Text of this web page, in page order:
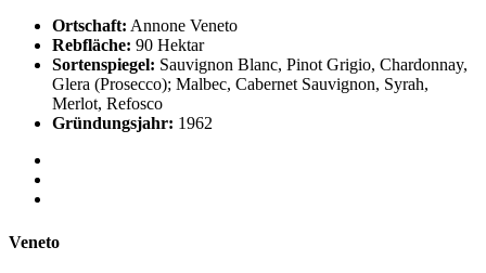
Ortschaft: Annone Veneto
Rebfläche: 90 Hektar
Sortenspiegel: Sauvignon Blanc, Pinot Grigio, Chardonnay,
Glera (Prosecco); Malbec, Cabernet Sauvignon, Syrah,
Merlot, Refosco
Gründungsjahr: 1962
Veneto